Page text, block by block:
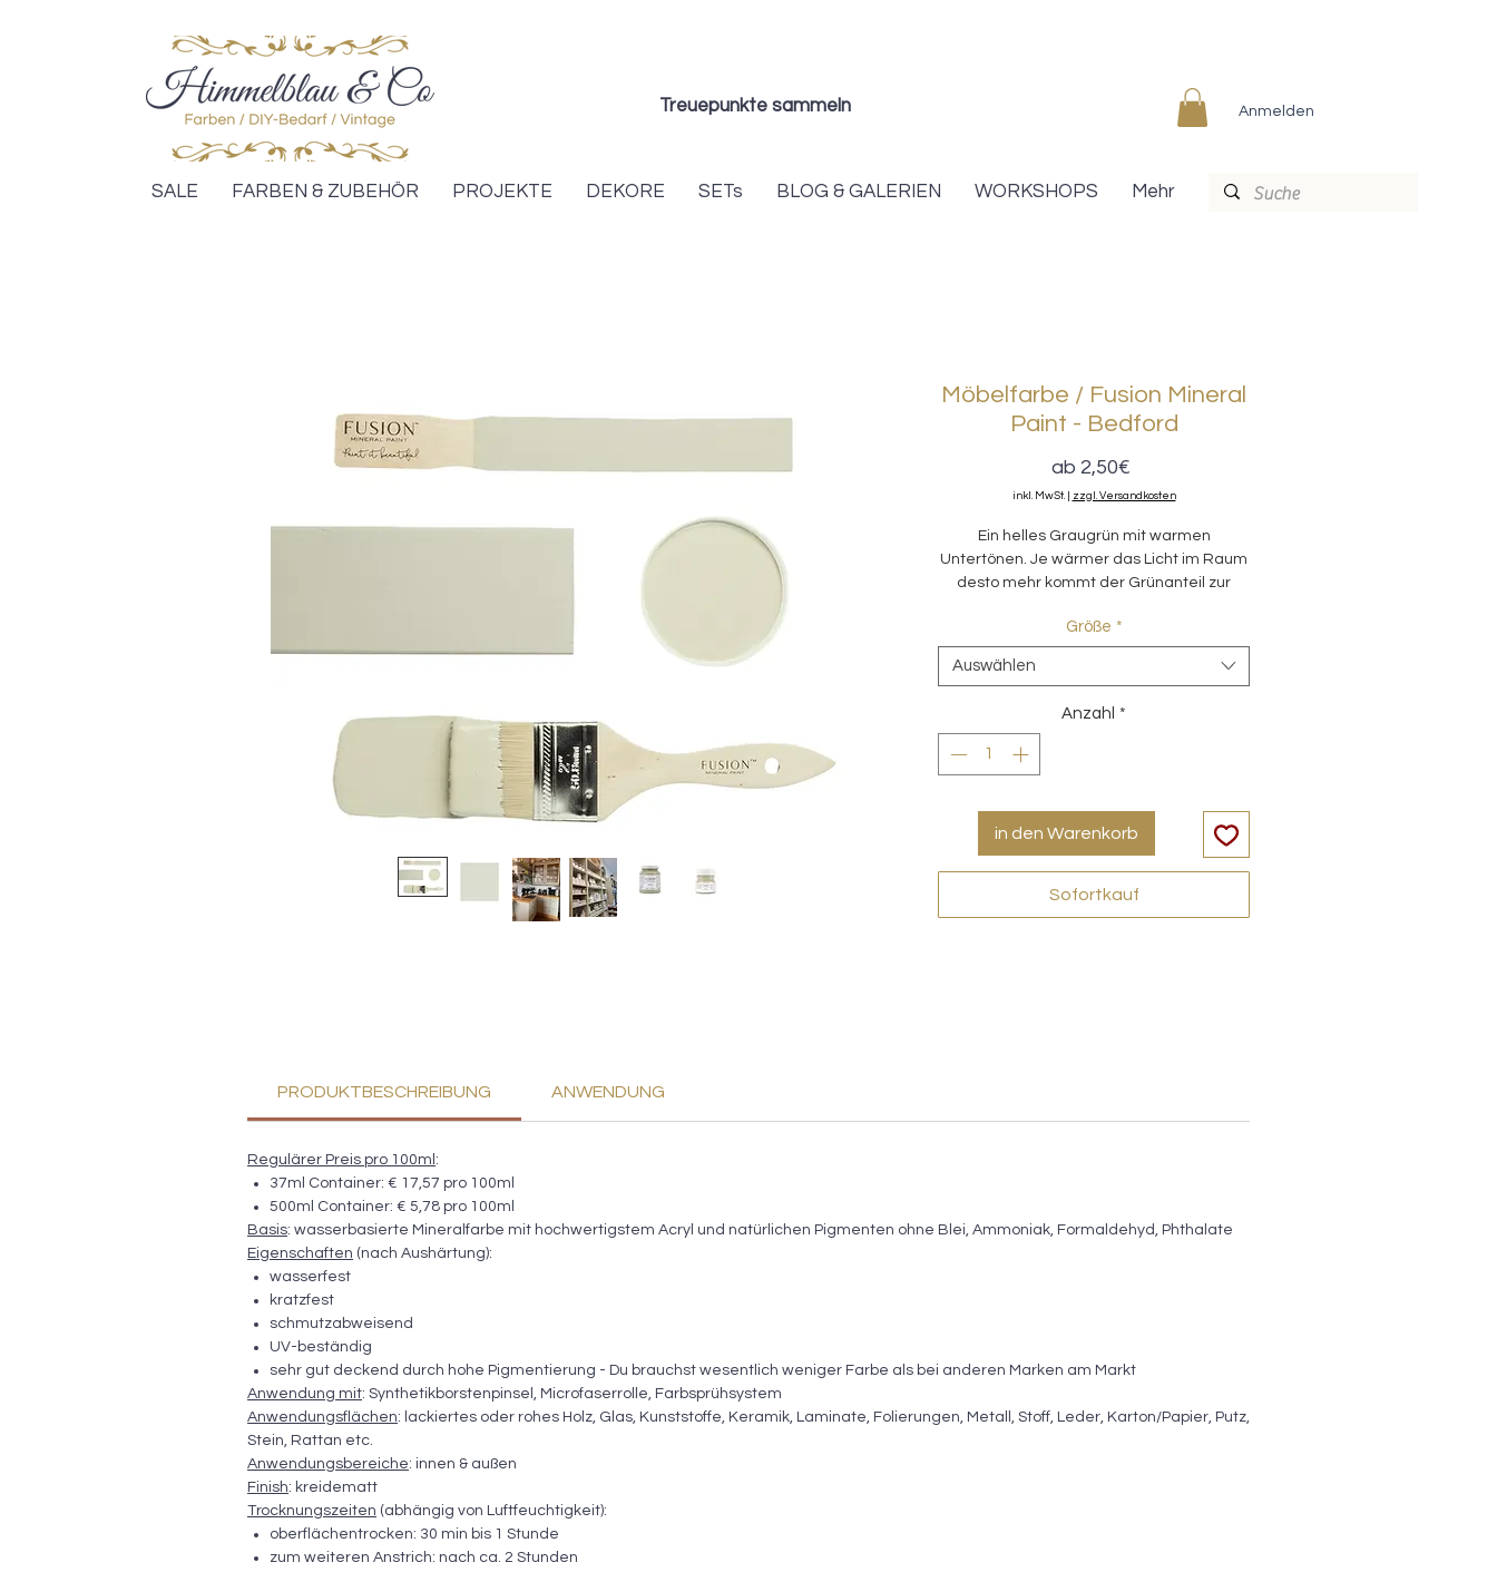
Treuepunkte sammeln Anmelden
SALE FARBEN & ZUBEHÖR PROJEKTE DEKORE SETs BLOG & GALERIEN WORKSHOPS Mehr
Möbelfarbe / Fusion Mineral
Paint - Bedford
ab 2,50€
Preis
inkl. MwSt. zzgl. Versandkosten
Ein helles Graugrün mit warmen
Untertönen. Je wärmer das Licht im Raum
desto mehr kommt der Grünanteil zur
Blauanteilen (ab 5000k ) wirkt die Farbe
schlammfarben.
Größe *
Auswählen
Anzahl *
in den Warenkorb
Sofortkauf
PRODUKTBESCHREIBUNG ANWENDUNG
Regulärer Preis pro 100ml :
37ml Container: € 17,57 pro 100ml
500ml Container: € 5,78 pro 100ml
Basis: wasserbasierte Mineralfarbe mit hochwertigstem Acryl und natürlichen Pigmenten ohne Blei, Ammoniak, Formaldehyd, Phthalate
Eigenschaften (nach Aushärtung):
wasserfest
kratzfest
schmutzabweisend
UV-beständig
sehr gut deckend durch hohe Pigmentierung - Du brauchst wesentlich weniger Farbe als bei anderen Marken am Markt
Anwendung mit: Synthetikborstenpinsel, Microfaserrolle, Farbsprühsystem
Anwendungsflächen: lackiertes oder rohes Holz, Glas, Kunststoffe, Keramik, Laminate, Folierungen, Metall, Stoff, Leder, Karton/Papier, Putz,
Stein, Rattan etc.
Anwendungsbereiche: innen & außen
Finish: kreidematt
Trocknungszeiten (abhängig von Luftfeuchtigkeit):
oberflächentrocken: 30 min bis 1 Stunde
zum weiteren Anstrich: nach ca. 2 Stunden